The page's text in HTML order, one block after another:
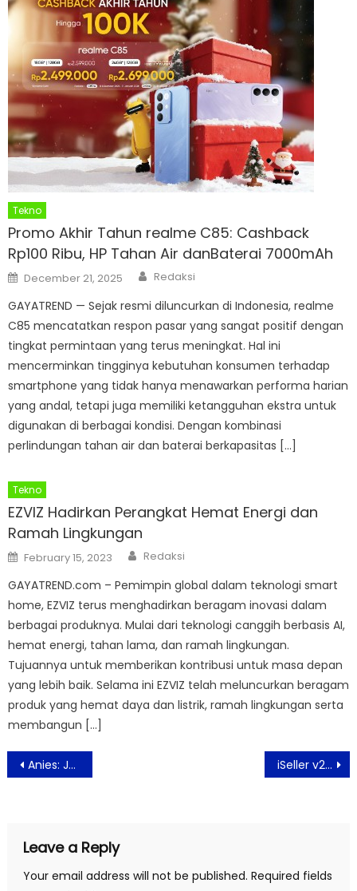
Tekno
Promo Akhir Tahun realme C85: Cashback
Rp100 Ribu, HP Tahan Air danBaterai 7000mAh
Posted
on
December 21, 2025 Author
Redaksi
GAYATREND — Sejak resmi diluncurkan di Indonesia, realme
C85 mencatatkan respon pasar yang sangat positif dengan
tingkat permintaan yang terus meningkat. Hal ini
mencerminkan tingginya kebutuhan konsumen terhadap
smartphone yang tidak hanya menawarkan performa harian
yang andal, tetapi juga memiliki ketangguhan ekstra untuk
digunakan di berbagai kondisi. Dengan kombinasi
perlindungan tahan air dan baterai berkapasitas […]
Tekno
EZVIZ Hadirkan Perangkat Hemat Energi dan
Ramah Lingkungan
Posted
on
February 15, 2023 Author
Redaksi
GAYATREND.com – Pemimpin global dalam teknologi smart
home, EZVIZ terus menghadirkan beragam inovasi dalam
berbagai produknya. Mulai dari teknologi canggih berbasis AI,
hemat energi, tahan lama, dan ramah lingkungan.
Tujuannya untuk memberikan kontribusi untuk masa depan
yang lebih baik. Selama ini EZVIZ telah meluncurkan beragam
produk yang hemat daya dan listrik, ramah lingkungan serta
membangun […]
Post
navigation
Anies: Jam Operasional Transjakarta, MRT, LRT Kembali Normal iSeller v2 Terobosan Baru Dalam Industri Bisnis franchise, UKM Dan Ritel
Leave a Reply
Your email address will not be published. Required fields